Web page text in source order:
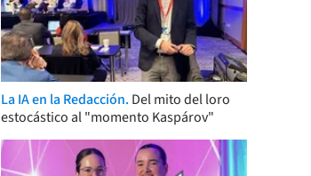
La IA en la Redacción. Del mito del loro
estocástico al "momento Kaspárov"